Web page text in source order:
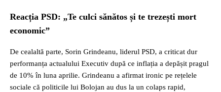
Reacția PSD: „Te culci sănătos și te trezești mort
economic”
De cealaltă parte, Sorin Grindeanu, liderul PSD, a criticat dur
performanța actualului Executiv după ce inflația a depășit pragul
de 10% în luna aprilie. Grindeanu a afirmat ironic pe rețelele
sociale că politicile lui Bolojan au dus la un colaps rapid,